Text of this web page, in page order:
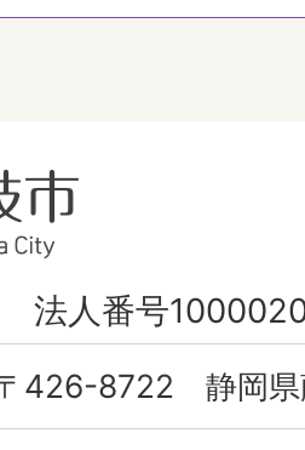
法人番号
426-8722 静岡県